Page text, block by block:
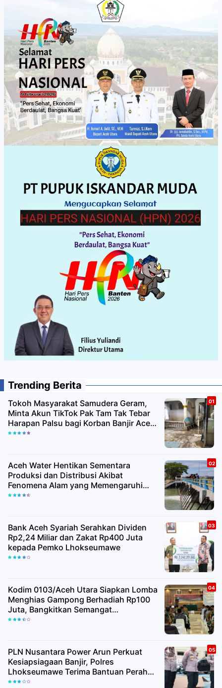
Trending Berita
Tokoh Masyarakat Samudera Geram,
Minta Akun TikTok Pak Tam Tak Tebar
Harapan Palsu bagi Korban Banjir Aceh
Utara
Aceh Water Hentikan Sementara
Produksi dan Distribusi Akibat
Fenomena Alam yang Memengaruhi
Kualitas Air Baku
Bank Aceh Syariah Serahkan Dividen
Rp2,24 Miliar dan Zakat Rp400 Juta
kepada Pemko Lhokseumawe
Kodim 0103/Aceh Utara Siapkan Lomba
Menghias Gampong Berhadiah Rp100
Juta, Bangkitkan Semangat
Kemerdekaan hingga Pelosok Desa
PLN Nusantara Power Arun Perkuat
Kesiapsiagaan Banjir, Polres
Lhokseumawe Terima Bantuan Perahu
Karet